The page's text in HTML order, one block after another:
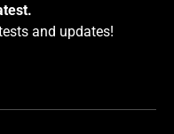
and updates!